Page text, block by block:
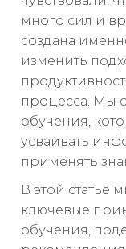
много сил и
создана
изменить
процесса. Мы
обучения,
усваивать
применять
В этой статье
ключевые
обучения,